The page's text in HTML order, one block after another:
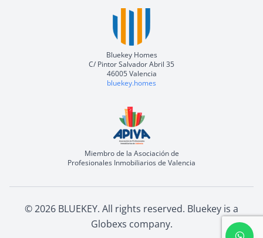
Bluekey Homes
C/ Pintor Salvador Abril 35
46005 Valencia
bluekey.homes
Miembro de la Asociación de
Profesionales Inmobiliarios de Valencia
©2026 BLUEKEY. All rights reserved. Bluekey is a
Globexs company.